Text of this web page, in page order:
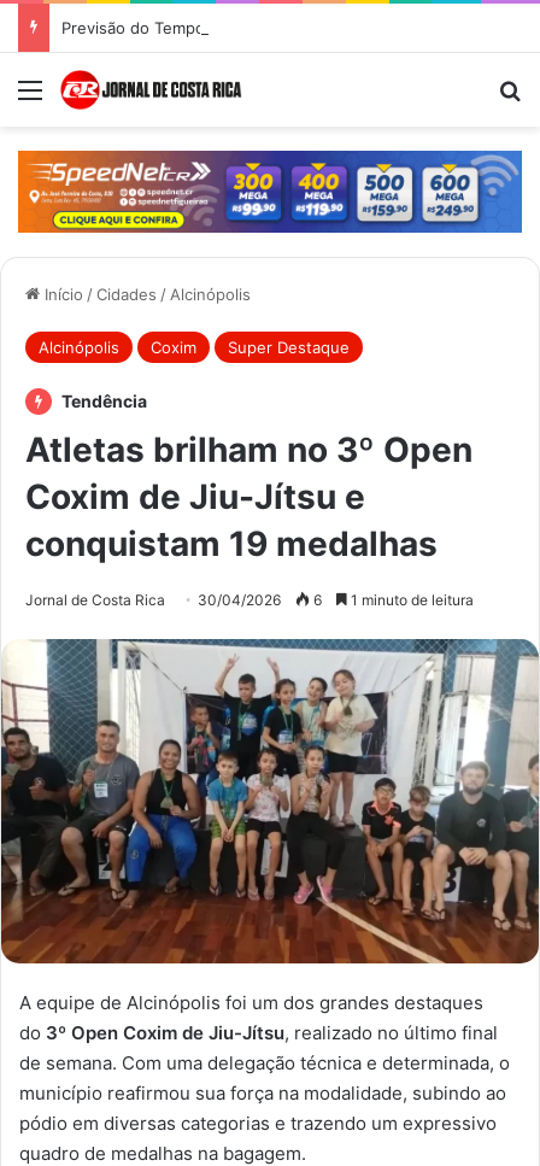
Previsão do Tempo para Costa Rica nesta sexta-feira (7)
Menu
Início /Cidades / Alcinópolis
Alcinópolis Coxim Super Destaque
Tendência
Atletas brilham no 3º Open
Coxim de Jiu-Jítsu e
conquistam 19 medalhas
Jornal de Costa Rica 30/04/2026 6 1 minuto de leitura
A equipe de Alcinópolis foi um dos grandes destaques
do 3º Open Coxim de Jiu-Jítsu, realizado no último final
de semana. Com uma delegação técnica e determinada, o
município reafirmou sua força na modalidade, subindo ao
pódio em diversas categorias e trazendo um expressivo
quadro de medalhas na bagagem.